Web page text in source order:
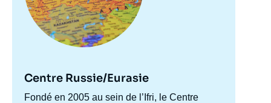
Centre Russie/Eurasie
Accroche
Fondé en 2005 au sein de l’Ifri, le Centre